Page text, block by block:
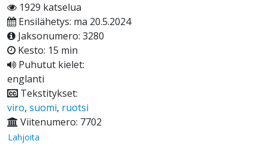
1929 katselua
Ensilähetys: ma 20.5.2024
Jaksonumero: 3280
Kesto: 15 min
Puhutut kielet:
englanti
Tekstitykset:
viro, suomi, ruotsi
Viitenumero: 7702
Lahjoita